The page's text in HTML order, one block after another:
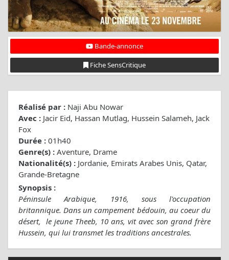
Bande-annonce
Fiche SensCritique
Réalisé par : Naji Abu Nowar
Avec : Jacir Eid, Hassan Mutlag, Hussein Salameh, Jack
Fox
Durée : 01h40
Genre(s) : Aventure, Drame
Nationalité(s) : Jordanie, Emirats Arabes Unis, Qatar,
Grande-Bretagne
Synopsis :
Péninsule Arabique, 1916, sous l'occupation
britannique. Dans un campement bédouin, au coeur du
désert, le jeune Theeb, 10 ans, vit avec son grand frère
Hussein, qui lui transmet les traditions ancestrales.